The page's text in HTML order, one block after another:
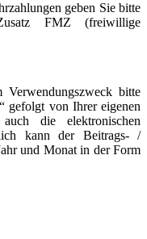
geben Sie bitte
FMZ (freiwillige
bitte
gefolgt von Ihrer eigenen
die elektronischen
kann der Beitrags- /
und Monat in der Form